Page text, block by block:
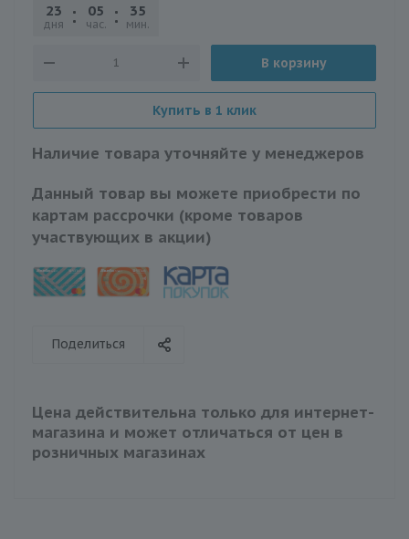
23
дня
05
час.
35
мин.
В корзину
Купить в 1 клик
Наличие товара уточняйте у менеджеров
Данный товар вы можете приобрести по
картам рассрочки (кроме товаров
участвующих в акции)
Поделиться
Цена действительна только для интернет-
магазина и может отличаться от цен в
розничных магазинах